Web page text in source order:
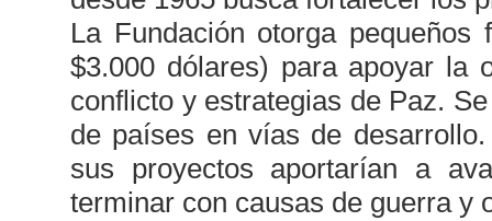
La Fundación otorga
$3.000 dólares) para apoyar la
conflicto y estrategias de Paz.
de países en vías de
sus proyectos aportarían a
terminar con causas de guerra y